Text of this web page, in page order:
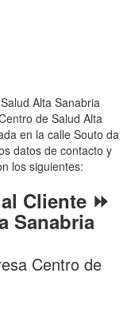
Alta Sanabria
de Salud Alta
en la calle Souto da
datos de contacto y
los siguientes:
Cliente ⏩
Sanabria
Centro de